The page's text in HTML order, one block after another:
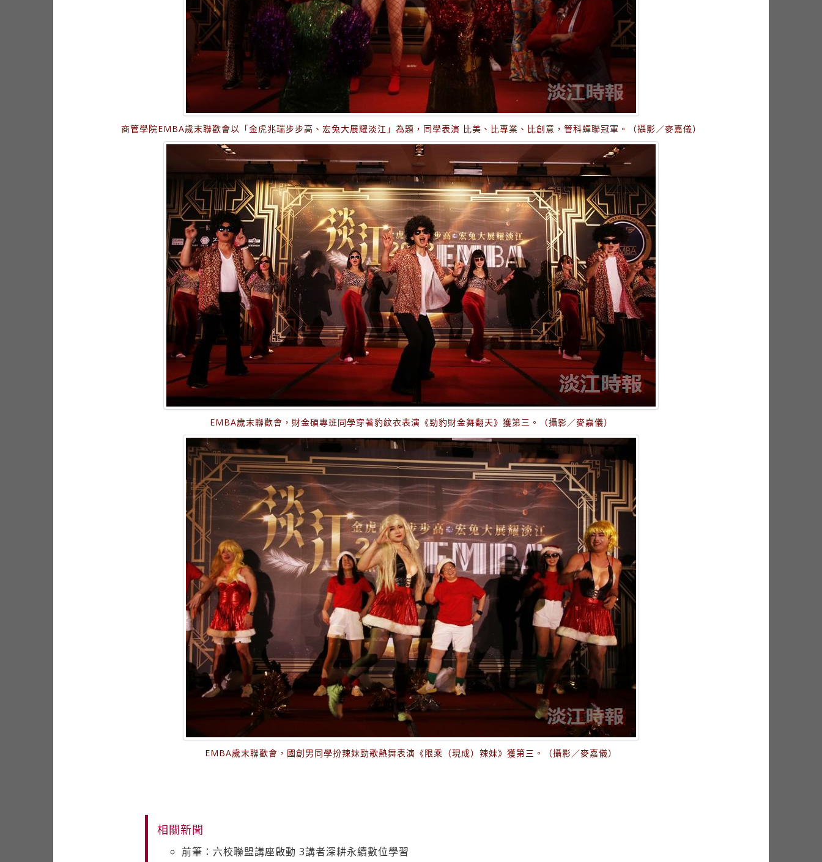
商管學院EMBA歲末聯歡會以「金虎兆瑞步步高、宏兔大展耀淡江」為題，同學表演 比美、比專業、比創意，管科蟬聯冠軍。（攝影／麥嘉儀）
EMBA歲末聯歡會，財金碩專班同學穿著豹紋衣表演《勁豹財金舞翻天》獲第三。（攝影／麥嘉儀）
EMBA歲末聯歡會，國創男同學扮辣妹勁歌熱舞表演《限乘（現成）辣妹》獲第三。（攝影／麥嘉儀）
相關新聞
前筆：六校聯盟講座啟動 3講者深耕永續數位學習